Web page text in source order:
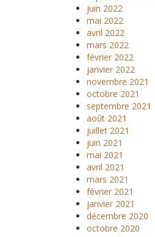
juin 2022
mai 2022
avril 2022
mars 2022
février 2022
janvier 2022
novembre 2021
octobre 2021
septembre 2021
août 2021
juillet 2021
juin 2021
mai 2021
avril 2021
mars 2021
février 2021
janvier 2021
décembre 2020
octobre 2020